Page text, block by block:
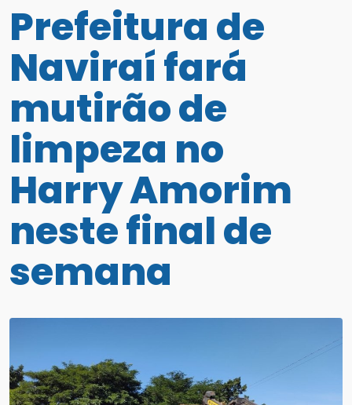
Prefeitura de
Naviraí fará
mutirão de
limpeza no
Harry Amorim
neste final de
semana